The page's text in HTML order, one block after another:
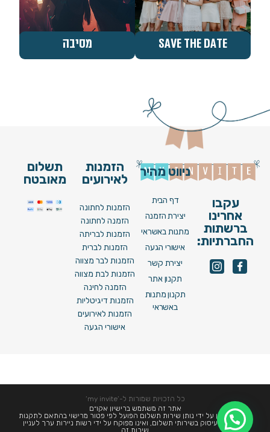
Save the Date מסיבה
עקבו
אחרינו
ברשתות
החברתיות:
ניווט מהיר
דף הבית
יצירת הזמנה
מתנות באשראי
אישורי הגעה
יצירת קשר
תקנון אתר
תקנון מתנות
באשראי
הזמנות
לאירועים
הזמנות לחתונה
הזמנה לחתונה
הזמנות לבריתה
הזמנות לברית
הזמנות לבר מצווה
הזמנות לבת מצווה
הזמנה לחינה
הזמנות דיגיטליות
הזמנות לאירועים
אישורי הגעה
תשלום
מאובטח
כל הזכויות שמורות ל-’my invite’
אתר זה משתמש ברישיון אקו״ם
השירות ניתן על ידי נותן שירות תשלום הפועל לפי פטור מרישוי בהתאם לתקנות
הסדרת העיסוק בשירותי תשלום, ואינו מפוקח על ידי רשות ניירות ערך לעניין
שירות זה